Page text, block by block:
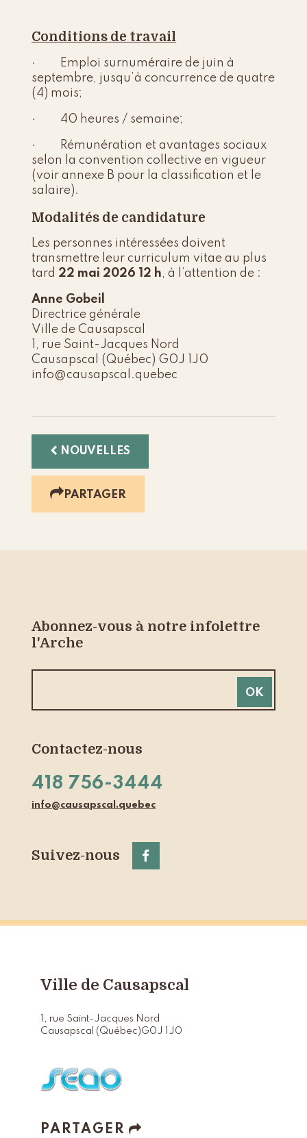
Conditions de travail
· Emploi surnuméraire de juin à
septembre, jusqu’à concurrence de quatre
(4) mois;
· 40 heures / semaine;
· Rémunération et avantages sociaux
selon la convention collective en vigueur
(voir annexe B pour la classification et le
salaire).
Modalités de candidature
Les personnes intéressées doivent
transmettre leur curriculum vitae au plus
tard 22 mai 2026 12 h, à l’attention de :
Anne Gobeil
Directrice générale
Ville de Causapscal
1, rue Saint-Jacques Nord
Causapscal (Québec) G0J 1J0
info@causapscal.quebec
NOUVELLES
PARTAGER
Abonnez-vous à notre infolettre
l'Arche
Contactez-nous
418 756-3444
info@causapscal.quebec
Suivez-nous
Ville de Causapscal
1, rue Saint-Jacques Nord
Causapscal (Québec)G0J 1J0
PARTAGER